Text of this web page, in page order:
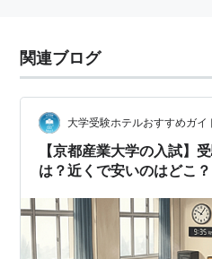
1965年 -京都産業大学開
置
1967年 - 経営学部・法学
1969年 - 理学部に応用数
究科（経済学専攻）・理
学専攻）修士課程設置
1971年 - 外国語学部に外
用数学科を計算機科学科
関連ブログ
大学受験ホテルおすすめガイ
【京都産業大学の入試】
は？近くで安いのはどこ？